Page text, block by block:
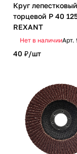
Круг лепестковый
торцевой P 40
REXANT
Нет в наличииАрт.
40 ₽/шт